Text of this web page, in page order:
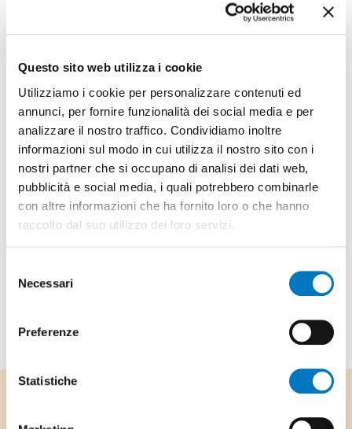
Questo sito web utilizza i cookie
Utilizziamo i cookie per personalizzare contenuti ed
annunci, per fornire funzionalità dei social media e per
analizzare il nostro traffico. Condividiamo inoltre
informazioni sul modo in cui utilizza il nostro sito con i
nostri partner che si occupano di analisi dei dati web,
pubblicità e social media, i quali potrebbero combinarle
con altre informazioni che ha fornito loro o che hanno
raccolto dal suo utilizzo dei loro servizi.
delNecessari
Preferenze
Statistiche
dedicati a Santa Lucia, una giornata di musica,
convivialità e allegria.
Il programma prevede un concerto della
Filarmonica, seguito da un pranzo comunitario e
da una simpatica tombola aperta a tutti.
Un appuntamento tradizionale che unisce musica,
amicizia e spirito natalizio.
Tutta la cittadinanza è cordialmente invitata a
partecipare.